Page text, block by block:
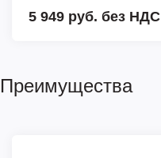
5 949 руб. без НДС
Преимущества